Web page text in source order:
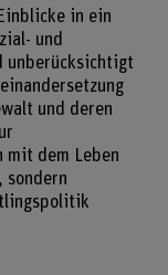
in ein
und
unberücksichtigt
und deren
mit dem Leben
sondern